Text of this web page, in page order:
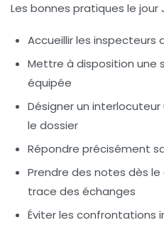
Les bonnes pratiques le jour
Accueillir les inspecteurs
Mettre à disposition une
équipée
Désigner un
le dossier
Répondre précisément
Prendre des notes dès
trace des échanges
Éviter les confrontations